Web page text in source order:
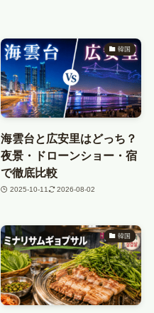
韓国
海雲台と広安里はどっち？
夜景・ドローンショー・宿
で徹底比較
2025-10-11 2026-08-02
韓国